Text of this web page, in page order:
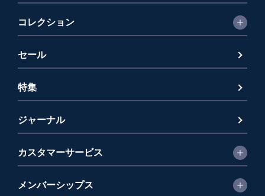
コレクション
セール
特集
ジャーナル
カスタマーサービス
メンバーシップス